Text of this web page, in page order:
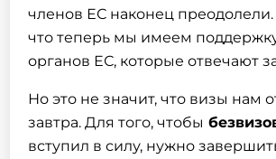
членов ЕС наконец преодолели.
что теперь мы имеем
органов ЕС, которые отвечают
Но это не значит, что визы нам
завтра. Для того, чтобы
вступил в силу, нужно